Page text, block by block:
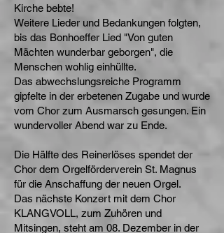
Kirche bebte!
Weitere Lieder und Bedankungen folgten,
bis das Bonhoeffer Lied "Von guten
Mächten wunderbar geborgen", die
Menschen wohlig einhüllte.
Das abwechslungsreiche Programm
gipfelte in der erbetenen Zugabe und wurde
vom Chor zum Ausmarsch gesungen. Ein
wundervoller Abend war zu Ende.
Die Hälfte des Reinerlöses spendet der
Chor dem Orgelförderverein St. Magnus
für die Anschaffung der neuen Orgel.
Das nächste Konzert mit dem Chor
KLANGVOLL, zum Zuhören und
Mitsingen, steht am 08. Dezember in der